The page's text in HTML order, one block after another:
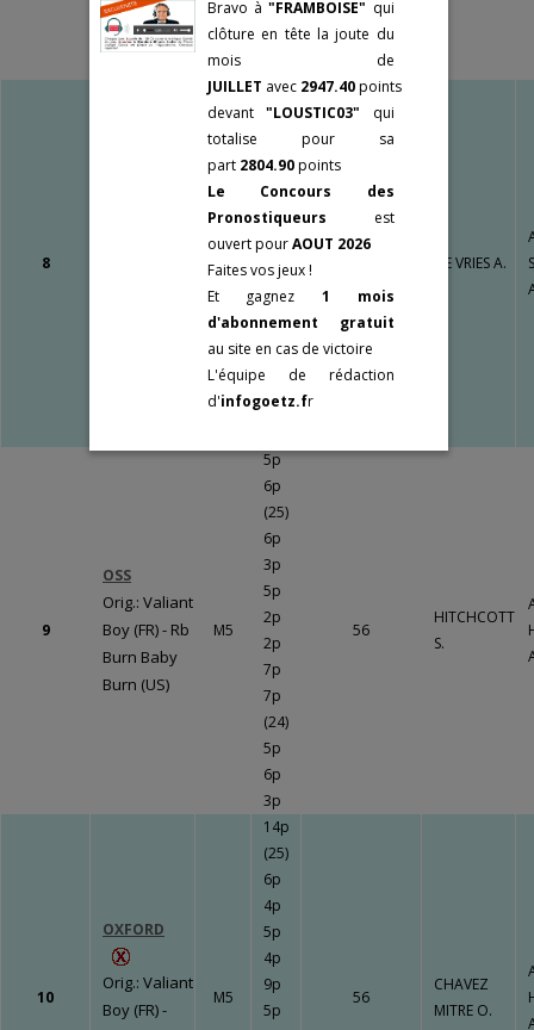
Un travail
gigantesque qui
va porter ses
fruits !!!
Fermer
LE BOURG
Fermer
Bravo à"FRAMBOISE" qui
clôture en tête la joute du
mois de
JUILLET avec 2947.40points
devant"LOUSTIC03" qui
totalise
pour sa
part 2804.90points
Le Concours des
Pronostiqueurs est
ouvert pourAOUT 2026
Faites vos jeux !
Et gagnez 1 mois
d'abonnement gratuit
au site en cas de victoire
L'équipe de rédaction
d'infogoetz.fr
1p
2p
8 M5
11p
15p
(23)
13p
12p
2p
4p
1p
5p
9p
14p
(22)
DE VRIES A.
9
OSS
Orig.: Valiant
Boy (FR) - Rb
Burn Baby
Burn (US)
M5
5p
6p
(25)
6p
3p
5p
2p
2p
7p
7p
(24)
5p
6p
3p
56
HITCHCOTT
S.
10
OXFORD
Orig.: Valiant
Boy (FR) -
M5
14p
(25)
6p
4p
5p
4p
9p
5p
56
CHAVEZ
MITRE O.